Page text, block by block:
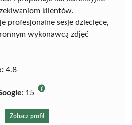
klientów.
profesjonalne sesje dziecięce,
wykonawcą zdjęć
4.8
15
Zobacz profil